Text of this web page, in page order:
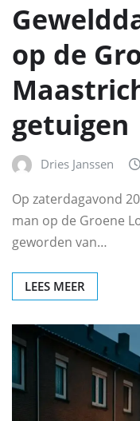
op de
getuigen
Dries Janssen
Op zaterdagavond
man op de Groene
geworden van…
LEES MEER